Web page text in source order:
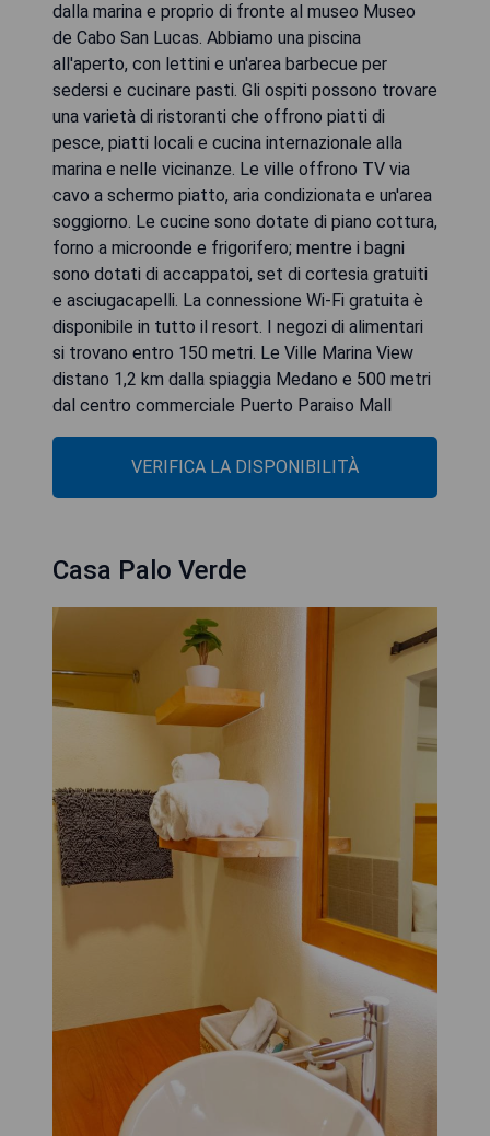
dalla marina e proprio di fronte al museo Museo
de Cabo San Lucas. Abbiamo una piscina
all'aperto, con lettini e un'area barbecue per
sedersi e cucinare pasti. Gli ospiti possono trovare
una varietà di ristoranti che offrono piatti di
pesce, piatti locali e cucina internazionale alla
marina e nelle vicinanze. Le ville offrono TV via
cavo a schermo piatto, aria condizionata e un'area
soggiorno. Le cucine sono dotate di piano cottura,
forno a microonde e frigorifero; mentre i bagni
sono dotati di accappatoi, set di cortesia gratuiti
e asciugacapelli. La connessione Wi-Fi gratuita è
disponibile in tutto il resort. I negozi di alimentari
si trovano entro 150 metri. Le Ville Marina View
distano 1,2 km dalla spiaggia Medano e 500 metri
dal centro commerciale Puerto Paraiso Mall
VERIFICA LA DISPONIBILITÀ
Casa Palo Verde